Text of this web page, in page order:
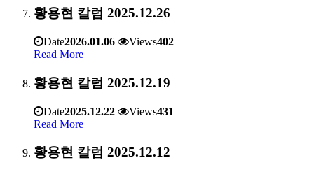
황용현 칼럼 2025.12.26
Date2026.01.06 Views402
Read More
황용현 칼럼 2025.12.19
Date2025.12.22 Views431
Read More
황용현 칼럼 2025.12.12